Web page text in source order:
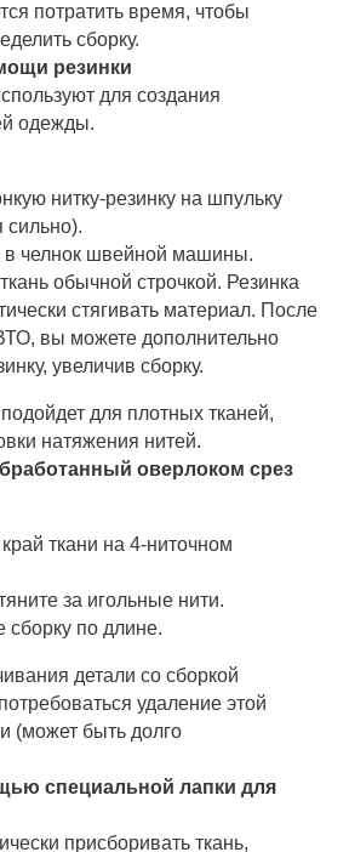
потратить время, чтобы
сборку.
резинки
для создания
одежды.
нитку-резинку на шпульку
сильно).
в челнок швейной машины.
обычной строчкой. Резинка
стягивать материал. После
вы можете дополнительно
увеличив сборку.
для плотных тканей,
натяжения нитей.
оверлоком срез
ткани на 4-ниточном
за игольные нити.
сборку по длине.
детали со сборкой
удаление этой
(может быть долго
специальной лапки для
присборивать ткань,